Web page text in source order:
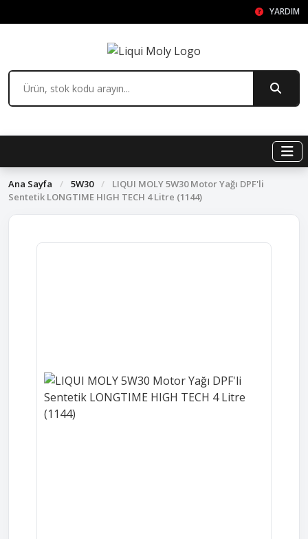
YARDIM
Ana Sayfa / 5W30 /
LIQUI MOLY 5W30 Motor Yağı DPF'li
Sentetik LONGTIME HIGH TECH 4 Litre (1144)